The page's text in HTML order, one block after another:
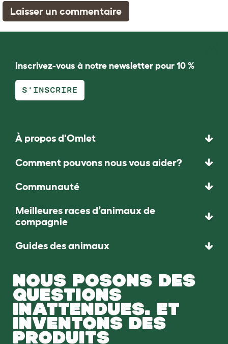
Laisser un commentaire
Inscrivez-vous à notre newsletter pour 10 %
S'INSCRIRE
À propos d'Omlet
Comment pouvons nous vous aider?
Communauté
Meilleures races d’animaux de
compagnie
Guides des animaux
NOUS POSONS DES
QUESTIONS
INATTENDUES. ET
INVENTONS DES
PRODUITS